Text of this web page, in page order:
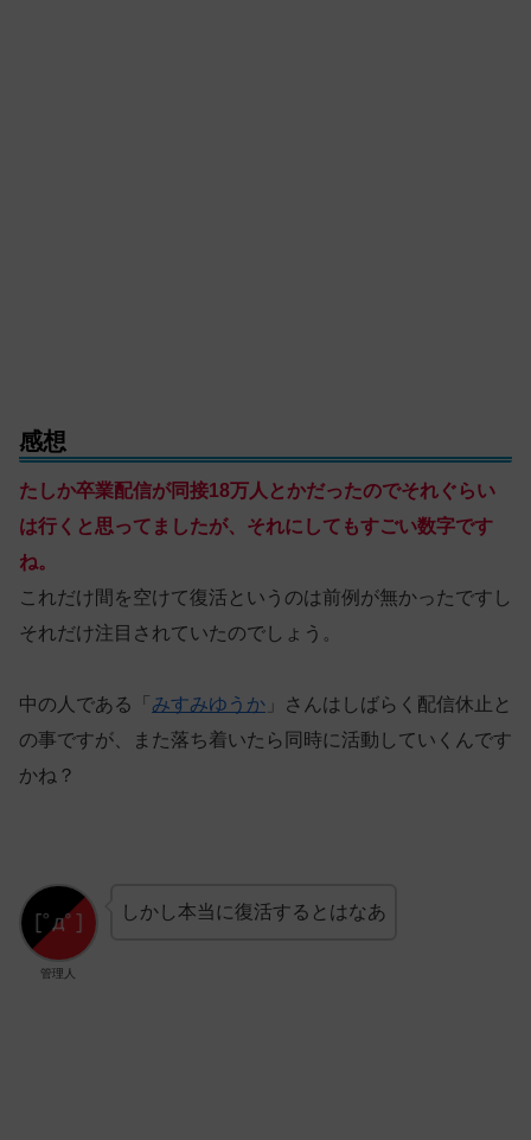
感想
たしか卒業配信が同接18万人とかだったのでそれぐらい
は行くと思ってましたが、それにしてもすごい数字です
ね。
これだけ間を空けて復活というのは前例が無かったですし
それだけ注目されていたのでしょう。
中の人である「 みすみゆうか 」さんはしばらく配信休止と
の事ですが、また落ち着いたら同時に活動していくんです
かね？
管理人
しかし本当に復活するとはなあ